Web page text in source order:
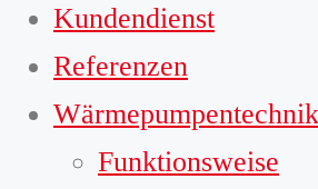
Kundendienst
Referenzen
Wärmepumpentechnik
Funktionsweise